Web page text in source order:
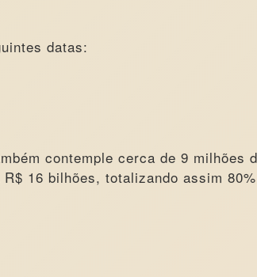
datas:
contemple cerca de 9 milhões
16 bilhões, totalizando assim